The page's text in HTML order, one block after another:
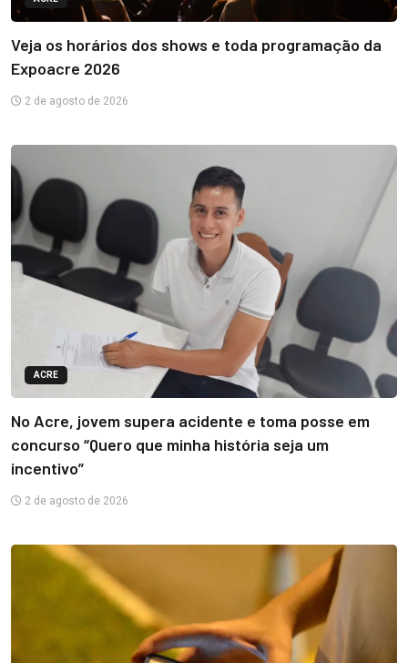
Veja os horários dos shows e toda programação da
Expoacre 2026
2 de agosto de 2026
ACRE
No Acre, jovem supera acidente e toma posse em
concurso “Quero que minha história seja um
incentivo”
2 de agosto de 2026